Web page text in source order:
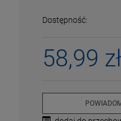
Dostępność:
58,99 zł